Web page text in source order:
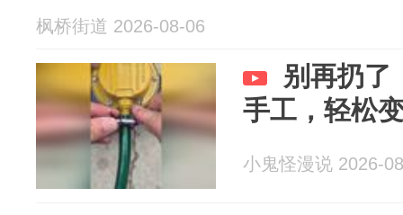
枫桥街道 2026-08-06
别再扔了
手工，轻松
小鬼怪漫说 2026-